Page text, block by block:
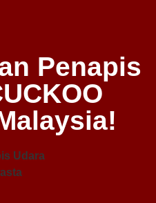
Penapis
Udara